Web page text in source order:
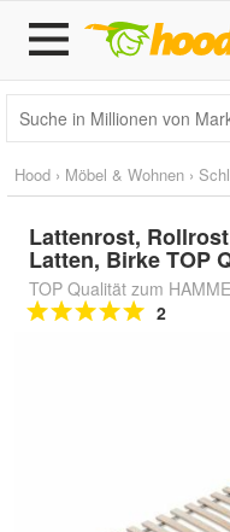
Hood › Möbel & Wohnen ›
Lattenrost,
Latten, Birke TOP
TOP Qualität zum
2